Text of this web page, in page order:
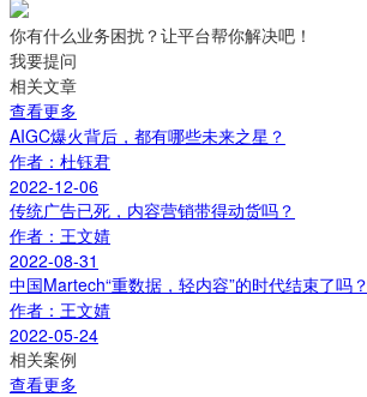
你有什么业务困扰？让平台帮你解决吧！
我要提问
相关文章
查看更多
AIGC爆火背后，都有哪些未来之星？
作者：杜钰君
2022-12-06
传统广告已死，内容营销带得动货吗？
作者：王文婧
2022-08-31
中国Martech“重数据，轻内容”的时代结束了吗？
作者：王文婧
2022-05-24
相关案例
查看更多